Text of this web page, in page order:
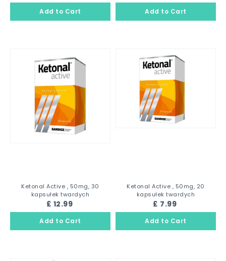
Ketonal Active , 50mg, 30
kapsułek twardych
£ 12.99
Ketonal Active , 50mg, 20
kapsułek twardych
£ 7.99